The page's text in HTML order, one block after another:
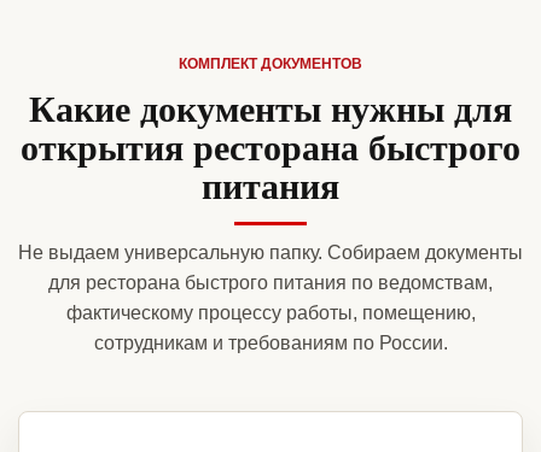
КОМПЛЕКТ ДОКУМЕНТОВ
Какие документы нужны для
открытия ресторана быстрого
питания
Не выдаем универсальную папку. Собираем документы
для ресторана быстрого питания по ведомствам,
фактическому процессу работы, помещению,
сотрудникам и требованиям по России.